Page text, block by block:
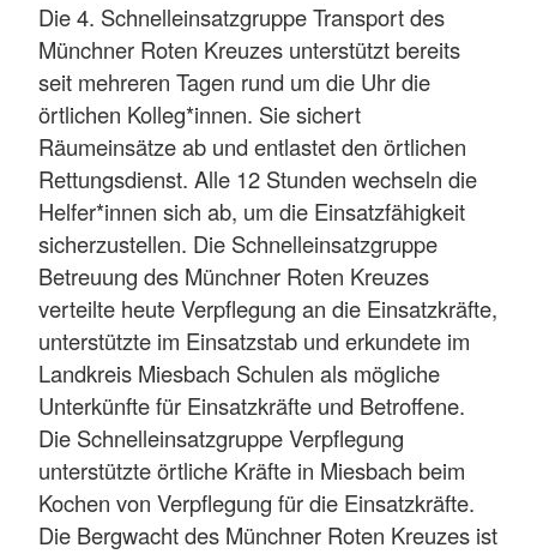
Die 4. Schnelleinsatzgruppe Transport des
Münchner Roten Kreuzes unterstützt bereits
seit mehreren Tagen rund um die Uhr die
örtlichen Kolleg*innen. Sie sichert
Räumeinsätze ab und entlastet den örtlichen
Rettungsdienst. Alle 12 Stunden wechseln die
Helfer*innen sich ab, um die Einsatzfähigkeit
sicherzustellen. Die Schnelleinsatzgruppe
Betreuung des Münchner Roten Kreuzes
verteilte heute Verpflegung an die Einsatzkräfte,
unterstützte im Einsatzstab und erkundete im
Landkreis Miesbach Schulen als mögliche
Unterkünfte für Einsatzkräfte und Betroffene.
Die Schnelleinsatzgruppe Verpflegung
unterstützte örtliche Kräfte in Miesbach beim
Kochen von Verpflegung für die Einsatzkräfte.
Die Bergwacht des Münchner Roten Kreuzes ist